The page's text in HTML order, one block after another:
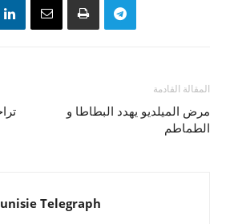
المقالة القادمة
مرض الميلديو يهدد البطاطا و
الطماطم
Telegraph